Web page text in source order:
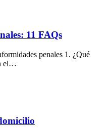
11 FAQs
penales 1. ¿Qué
el…